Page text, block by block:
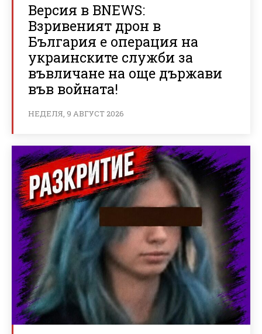
Версия в BNEWS:
Взривеният дрон в
България е операция на
украинските служби за
въвличане на още държави
във войната!
НЕДЕЛЯ, 9 АВГУСТ 2026